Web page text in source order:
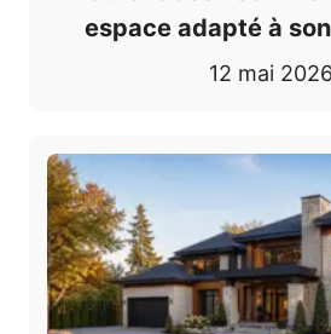
espace adapté à
12 mai 2026